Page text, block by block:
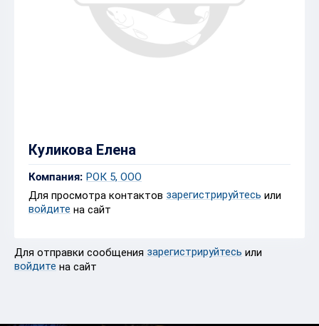
Куликова Елена
Компания: РОК 5, ООО
Для просмотра контактов зарегистрируйтесь или
войдите на сайт
Для отправки сообщения зарегистрируйтесь или
войдите на сайт